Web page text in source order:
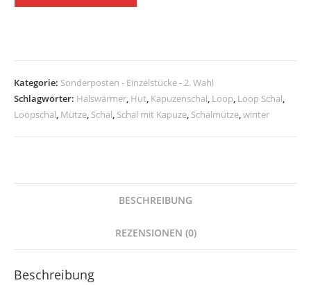
Kategorie: Sonderposten - Einzelstücke - 2. Wahl
Schlagwörter: Halswärmer, Hut, Kapuzenschal, Loop, Loop Schal,
Loopschal, Mütze, Schal, Schal mit Kapuze, Schalmütze,winter
BESCHREIBUNG
REZENSIONEN (0)
Beschreibung